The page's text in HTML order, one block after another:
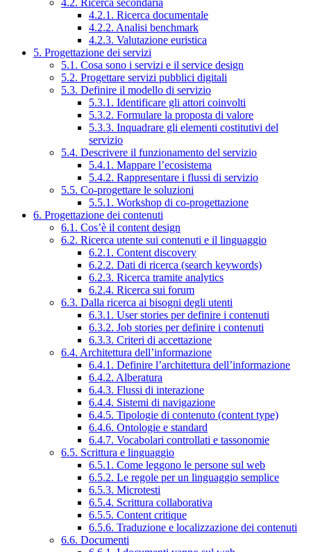
4.2. Ricerca secondaria
4.2.1. Ricerca documentale
4.2.2. Analisi benchmark
4.2.3. Valutazione euristica
5. Progettazione dei servizi
5.1. Cosa sono i servizi e il service design
5.2. Progettare servizi pubblici digitali
5.3. Definire il modello di servizio
5.3.1. Identificare gli attori coinvolti
5.3.2. Formulare la proposta di valore
5.3.3. Inquadrare gli elementi costitutivi del
servizio
5.4. Descrivere il funzionamento del servizio
5.4.1. Mappare l’ecosistema
5.4.2. Rappresentare i flussi di servizio
5.5. Co-progettare le soluzioni
5.5.1. Workshop di co-progettazione
6. Progettazione dei contenuti
6.1. Cos’è il content design
6.2. Ricerca utente sui contenuti e il linguaggio
6.2.1. Content discovery
6.2.2. Dati di ricerca (search keywords)
6.2.3. Ricerca tramite analytics
6.2.4. Ricerca sui forum
6.3. Dalla ricerca ai bisogni degli utenti
6.3.1. User stories per definire i contenuti
6.3.2. Job stories per definire i contenuti
6.3.3. Criteri di accettazione
6.4. Architettura dell’informazione
6.4.1. Definire l’architettura dell’informazione
6.4.2. Alberatura
6.4.3. Flussi di interazione
6.4.4. Sistemi di navigazione
6.4.5. Tipologie di contenuto (content type)
6.4.6. Ontologie e standard
6.4.7. Vocabolari controllati e tassonomie
6.5. Scrittura e linguaggio
6.5.1. Come leggono le persone sul web
6.5.2. Le regole per un linguaggio semplice
6.5.3. Microtesti
6.5.4. Scrittura collaborativa
6.5.5. Content critique
6.5.6. Traduzione e localizzazione dei contenuti
6.6. Documenti